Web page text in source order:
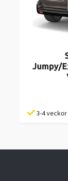
Jumpy/
3-4 veckor